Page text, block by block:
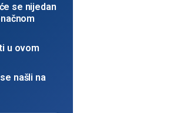
se nijedan
u ovom
našli na